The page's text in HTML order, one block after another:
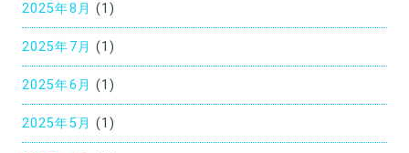
2025年8月 (1)
2025年7月 (1)
2025年6月 (1)
2025年5月 (1)